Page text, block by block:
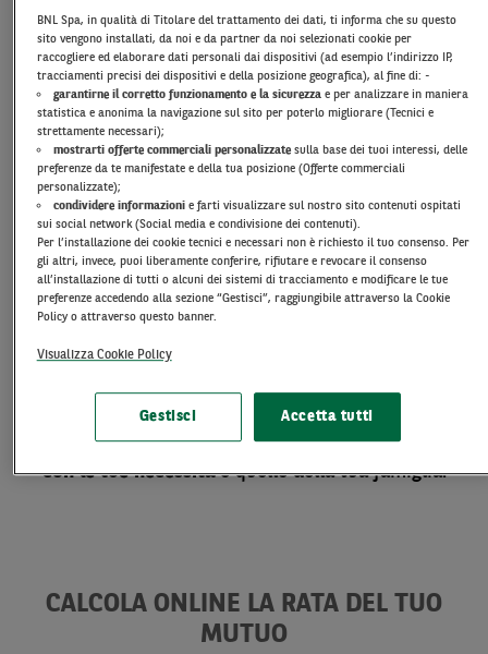
Calcola la rata
Scegli come richiederlo
BNL ti accompagna nella scelta del mutuo
tasso fisso e tasso variabile) e aiutandoti a
trovare unasoluzione di finanziamento in linea
con le tue necessitàe quelle della tua famiglia.
CALCOLA ONLINE LA RATA DEL TUO
MUTUO
BNL Spa, in qualità di Titolare del trattamento dei dati, ti informa che su questo
sito vengono installati, da noi e da partner da noi selezionati cookie per
raccogliere ed elaborare dati personali dai dispositivi (ad esempio l’indirizzo IP,
tracciamenti precisi dei dispositivi e della posizione geografica), al fine di: -
garantirne il corretto funzionamento e la sicurezza e per analizzare in maniera
statistica e anonima la navigazione sul sito per poterlo migliorare (Tecnici e
strettamente necessari);
mostrarti offerte commerciali personalizzate sulla base dei tuoi interessi, delle
preferenze da te manifestate e della tua posizione (Offerte commerciali
personalizzate);
condividere informazioni e farti visualizzare sul nostro sito contenuti ospitati
sui social network (Social media e condivisione dei contenuti).
Per l’installazione dei cookie tecnici e necessari non è richiesto il tuo consenso. Per
gli altri, invece, puoi liberamente conferire, rifiutare e revocare il consenso
all’installazione di tutti o alcuni dei sistemi di tracciamento e modificare le tue
preferenze accedendo alla sezione “Gestisci”, raggiungibile attraverso la Cookie
Policy o attraverso questo banner.
Visualizza Cookie Policy
Gestisci Accetta tutti